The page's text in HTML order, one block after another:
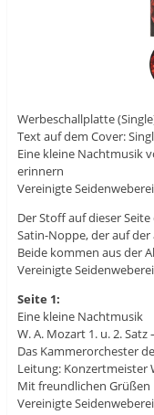
Werbeschallplatte
Text auf dem Cover:
Eine kleine Nachtmusik
erinnern
Vereinigte
Der Stoff auf dieser
Satin-Noppe, der auf der
Beide kommen aus der
Vereinigte
Seite 1:
Eine kleine Nachtmusik
W. A. Mozart 1. u. 2. Satz
Das Kammerorchester
Leitung: Konzertmeister
Mit freundlichen Grüßen
Vereinigte